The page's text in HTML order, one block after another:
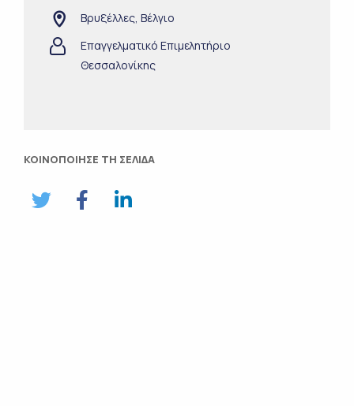
Βρυξέλλες, Βέλγιο
Επαγγελματικό Επιμελητήριο
Θεσσαλονίκης
ΚΟΙΝΟΠΟΙΗΣΕ ΤΗ ΣΕΛΙΔΑ